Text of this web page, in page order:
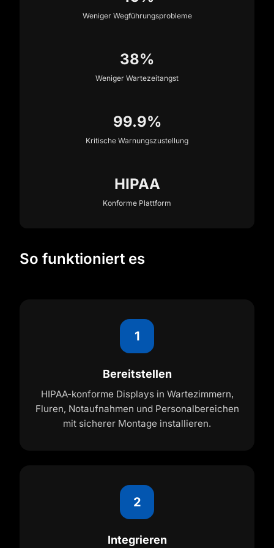
Weniger Wegführungsprobleme
38%
Weniger Wartezeitangst
99.9%
Kritische Warnungszustellung
HIPAA
Konforme Plattform
So funktioniert es
1
Bereitstellen
HIPAA-konforme Displays in Wartezimmern,
Fluren, Notaufnahmen und Personalbereichen
mit sicherer Montage installieren.
2
Integrieren